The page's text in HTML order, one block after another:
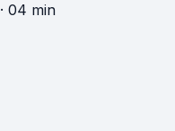
· 04 min